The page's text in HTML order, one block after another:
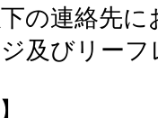
の連絡先
及びリー